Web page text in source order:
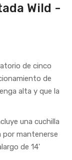
Wild -
de cinco
de
alta y que la
una cuchilla
por mantenerse
de 14'